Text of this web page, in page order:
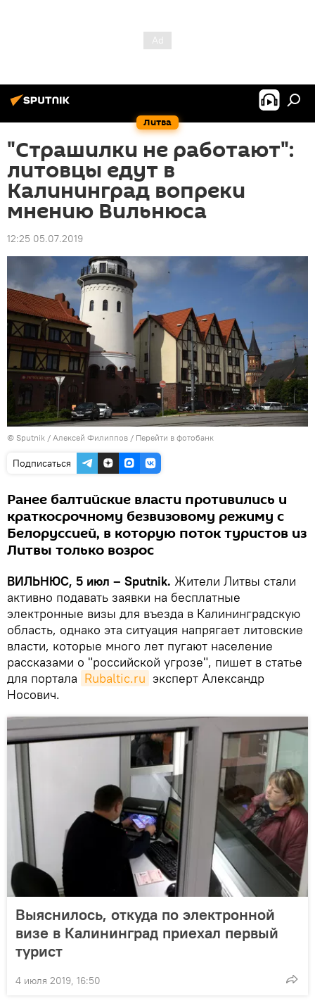
Литва
"Страшилки не работают":
литовцы едут в
Калининград вопреки
мнению Вильнюса
12:25 05.07.2019
© Sputnik / Алексей Филиппов / Перейти в фотобанк
Подписаться
Ранее балтийские власти противились и
краткосрочному безвизовому режиму с
Белоруссией, в которую поток туристов из
Литвы только возрос
ВИЛЬНЮС, 5 июл – Sputnik. Жители Литвы стали
активно подавать заявки на бесплатные
электронные визы для въезда в Калининградскую
область, однако эта ситуация напрягает литовские
власти, которые много лет пугают население
рассказами о "российской угрозе", пишет в статье
для портала Rubaltic.ru эксперт Александр
Носович.
Выяснилось, откуда по электронной
визе в Калининград приехал первый
турист
4 июля 2019, 16:50